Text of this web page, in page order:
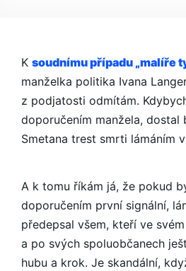
K soudnímu případu „malíře
manželka politika Ivana
z podjatosti odmítám.
doporučením manžela, dostal
Smetana trest smrti lámáním
A k tomu říkám já, že pokud
doporučením první signální,
předepsal všem, kteří ve
a po svých spoluobčanech
hubu a krok. Je skandální,